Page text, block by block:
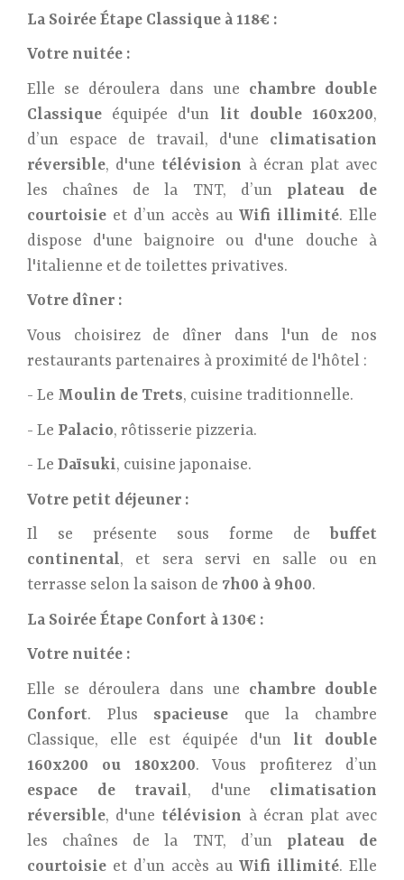
La Soirée Étape Classique à 118€ :
Votre nuitée :
Elle se déroulera dans une chambre double
Classique équipée d'un lit double 160x200,
d’un espace de travail, d'une climatisation
réversible, d'une télévision à écran plat avec
les chaînes de la TNT, d’un plateau de
courtoisie et d’un accès au Wifi illimité. Elle
dispose d'une baignoire ou d'une douche à
l'italienne et de toilettes privatives.
Votre dîner :
Vous choisirez de dîner dans l'un de nos
restaurants partenaires à proximité de l'hôtel :
- Le Moulin de Trets, cuisine traditionnelle.
- Le Palacio, rôtisserie pizzeria.
- Le Daïsuki, cuisine japonaise.
Votre petit déjeuner :
Il se présente sous forme de buffet
continental, et sera servi en salle ou en
terrasse selon la saison de 7h00 à 9h00.
La Soirée Étape Confort à 130€ :
Votre nuitée :
Elle se déroulera dans une chambre double
Confort. Plus spacieuse que la chambre
Classique, elle est équipée d'un lit double
160x200 ou 180x200. Vous profiterez d’un
espace de travail, d'une climatisation
réversible, d'une télévision à écran plat avec
les chaînes de la TNT, d’un plateau de
courtoisie et d’un accès au Wifi illimité. Elle